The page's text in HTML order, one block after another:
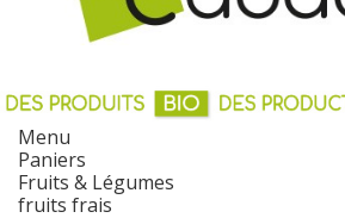
Menu
Paniers
Fruits & Légumes
fruits frais